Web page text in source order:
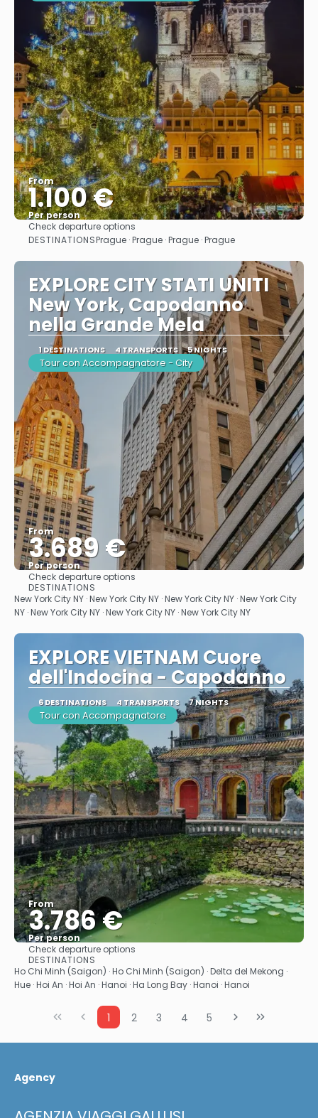
From
1.100 €
Per person
Check departure options
DESTINATIONSPrague · Prague · Prague · Prague
EXPLORE CITY STATI UNITI
New York, Capodanno
nella Grande Mela
1 DESTINATIONS 4 TRANSPORTS 5 NIGHTS
Tour con Accompagnatore - City
From
3.689 €
Per person
Check departure options
DESTINATIONS
New York City NY · New York City NY · New York City NY · New York City
NY · New York City NY · New York City NY · New York City NY
EXPLORE VIETNAM Cuore
dell'Indocina - Capodanno
6 DESTINATIONS 4 TRANSPORTS 7 NIGHTS
Tour con Accompagnatore
From
3.786 €
Per person
Check departure options
DESTINATIONS
Ho Chi Minh (Saigon) · Ho Chi Minh (Saigon) · Delta del Mekong ·
Hue · Hoi An · Hoi An · Hanoi · Ha Long Bay · Hanoi · Hanoi
1 2 3 4 5
Agency